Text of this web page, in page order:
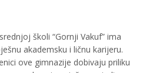
školi “Gornji Vakuf” ima
akademsku i ličnu karijeru.
ove gimnazije dobivaju priliku